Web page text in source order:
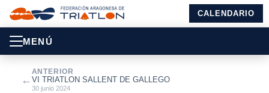
CALENDARIO
MENÚ
←
ANTERIOR
VI TRIATLON SALLENT DE GALLEGO
30 junio 2024